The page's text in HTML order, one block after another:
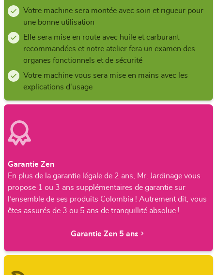
Votre machine sera montée avec soin et rigueur pour
une bonne utilisation
Elle sera mise en route avec huile et carburant
recommandées et notre atelier fera un examen des
organes fonctionnels et de sécurité
Votre machine vous sera mise en mains avec les
explications d'usage
Garantie Zen
En plus de la garantie légale de 2 ans, Mr. Jardinage vous
propose 1 ou 3 ans supplémentaires de garantie sur
l’ensemble de ses produits Colombia ! Autrement dit, vous
êtes assurés de 3 ou 5 ans de tranquillité absolue !
Garantie Zen 5 ans